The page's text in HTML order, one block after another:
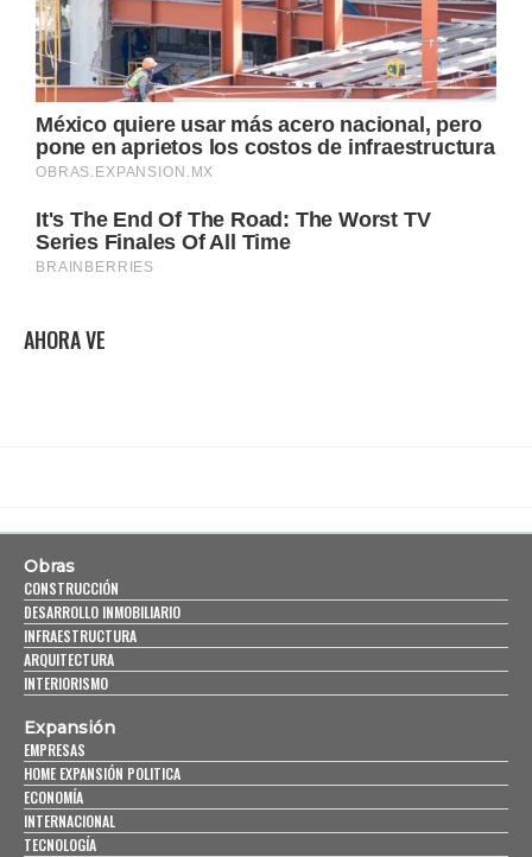
AHORA VE
Obras
CONSTRUCCIÓN
DESARROLLO INMOBILIARIO
INFRAESTRUCTURA
ARQUITECTURA
INTERIORISMO
Expansión
EMPRESAS
HOME EXPANSIÓN POLITICA
ECONOMÍA
INTERNACIONAL
TECNOLOGÍA